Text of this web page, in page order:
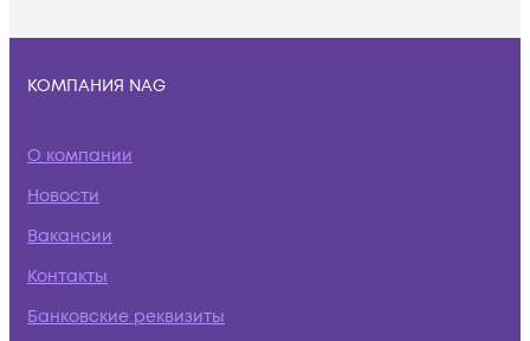
КОМПАНИЯ NAG
О компании
Новости
Вакансии
Контакты
Банковские реквизиты